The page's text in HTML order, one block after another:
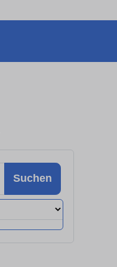
Suchen